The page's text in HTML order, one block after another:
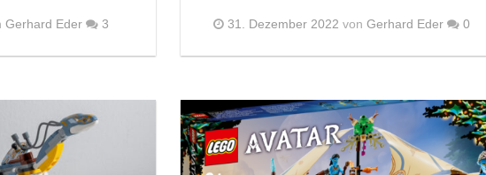
Gerhard Eder 3 31. Dezember 2022 vonGerhard Eder 0